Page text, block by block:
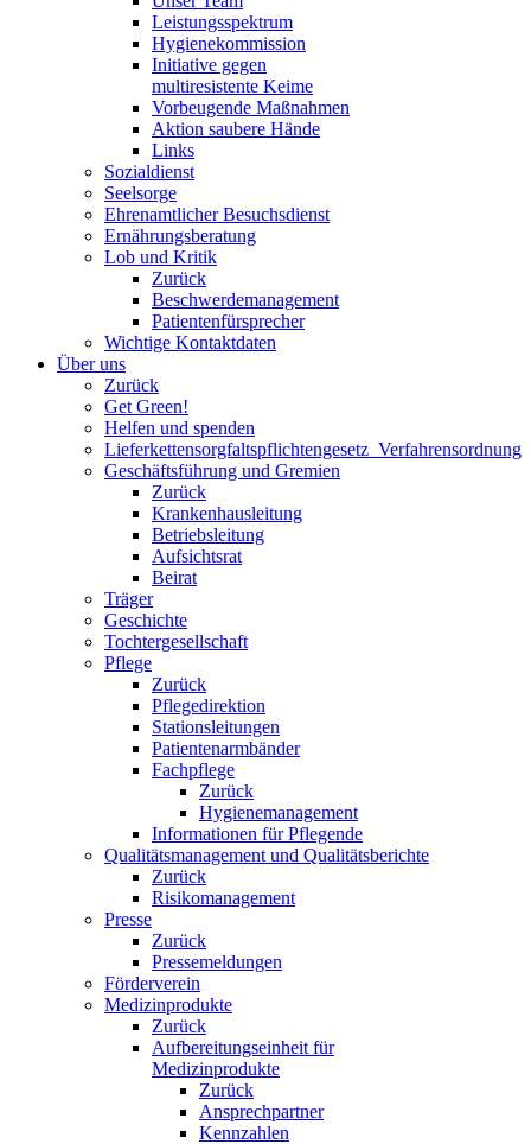
Leistungsspektrum
Hygienekommission
Initiative gegen
multiresistente Keime
Vorbeugende Maßnahmen
Aktion saubere Hände
Links
Sozialdienst
Seelsorge
Ehrenamtlicher Besuchsdienst
Ernährungsberatung
Lob und Kritik
Zurück
Beschwerdemanagement
Patientenfürsprecher
Wichtige Kontaktdaten
Über uns
Zurück
Get Green!
Helfen und spenden
Lieferkettensorgfaltspflichtengesetz_Verfahrensordnung
Geschäftsführung und Gremien
Zurück
Krankenhausleitung
Betriebsleitung
Aufsichtsrat
Beirat
Träger
Geschichte
Tochtergesellschaft
Pflege
Zurück
Pflegedirektion
Stationsleitungen
Patientenarmbänder
Fachpflege
Zurück
Hygienemanagement
Informationen für Pflegende
Qualitätsmanagement und Qualitätsberichte
Zurück
Risikomanagement
Presse
Zurück
Pressemeldungen
Förderverein
Medizinprodukte
Zurück
Aufbereitungseinheit für
Medizinprodukte
Zurück
Ansprechpartner
Kennzahlen